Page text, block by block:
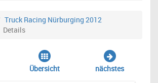
Truck Racing Nürburging 2012
Details
Übersicht nächstes